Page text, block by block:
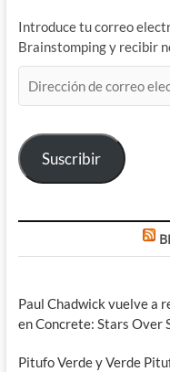
Introduce tu correo
Brainstomping y recibir
de
electrónico
Suscribir
Paul Chadwick vuelve a
en Concrete: Stars Over
Pitufo Verde y Verde